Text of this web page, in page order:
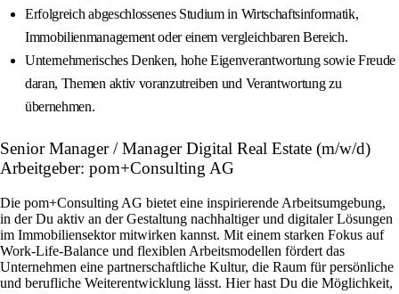
Erfolgreich abgeschlossenes Studium in Wirtschaftsinformatik,
Immobilienmanagement oder einem vergleichbaren Bereich.
Unternehmerisches Denken, hohe Eigenverantwortung sowie Freude
daran, Themen aktiv voranzutreiben und Verantwortung zu
übernehmen.
Senior Manager / Manager Digital Real Estate (m/w/d)
Arbeitgeber: pom+Consulting AG
Die pom+Consulting AG bietet eine inspirierende Arbeitsumgebung,
in der Du aktiv an der Gestaltung nachhaltiger und digitaler Lösungen
im Immobiliensektor mitwirken kannst. Mit einem starken Fokus auf
Work-Life-Balance und flexiblen Arbeitsmodellen fördert das
Unternehmen eine partnerschaftliche Kultur, die Raum für persönliche
und berufliche Weiterentwicklung lässt. Hier hast Du die Möglichkeit,